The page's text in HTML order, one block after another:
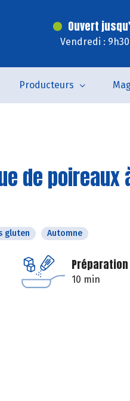
Ouvert
Vendredi :
Producteurs
de
gluten Automne
Préparation
10 min